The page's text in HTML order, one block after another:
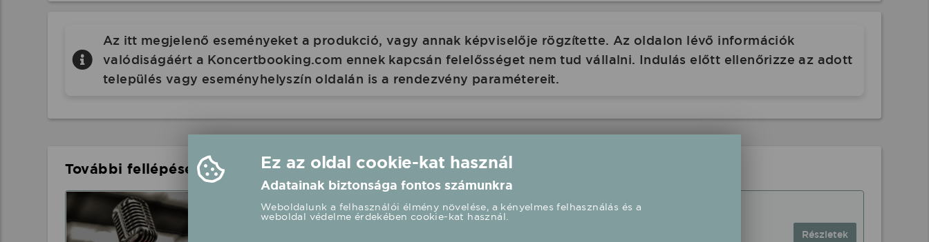
Az itt megjelenő eseményeket a produkció, vagy annak képviselője rögzítette. Az oldalon lévő információk
valódiságáért a Koncertbooking.com ennek kapcsán felelősséget nem tud vállalni. Indulás előtt ellenőrizze az adott
település vagy eseményhelyszín oldalán is a rendezvény paramétereit.
További fellépések a közelben
Bereczki Zoltán fél-playback fellépés
Szentlőrinckáta, Szabadtér
Részletek
Ez az oldal cookie-kat használ
Adatainak biztonsága fontos számunkra
Weboldalunk a felhasználói élmény növelése, a kényelmes felhasználás és a
weboldal védelme érdekében cookie-kat használ.